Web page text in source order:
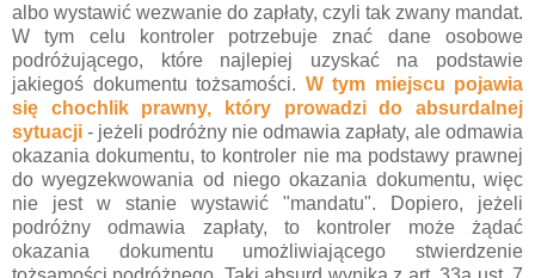
albo wystawić wezwanie do zapłaty, czyli tak zwany mandat.
W tym celu kontroler potrzebuje znać dane osobowe
podróżującego, które najlepiej uzyskać na podstawie
jakiegoś dokumentu tożsamości. W tym miejscu pojawia
się chochlik prawny, który prowadzi do absurdalnej
sytuacji - jeżeli podróżny nie odmawia zapłaty, ale odmawia
okazania dokumentu, to kontroler nie ma podstawy prawnej
do wyegzekwowania od niego okazania dokumentu, więc
nie jest w stanie wystawić "mandatu". Dopiero, jeżeli
podróżny odmawia zapłaty, to kontroler może żądać
okazania dokumentu umożliwiającego stwierdzenie